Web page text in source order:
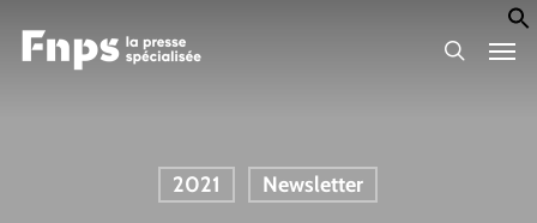
search
2021 Newsletter